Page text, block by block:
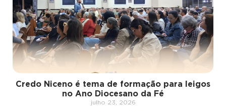
Credo Niceno é tema de formação para leigos
no Ano Diocesano da Fé
julho 23, 2026